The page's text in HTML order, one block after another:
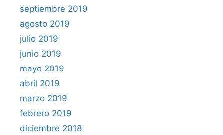
septiembre 2019
agosto 2019
julio 2019
junio 2019
mayo 2019
abril 2019
marzo 2019
febrero 2019
diciembre 2018